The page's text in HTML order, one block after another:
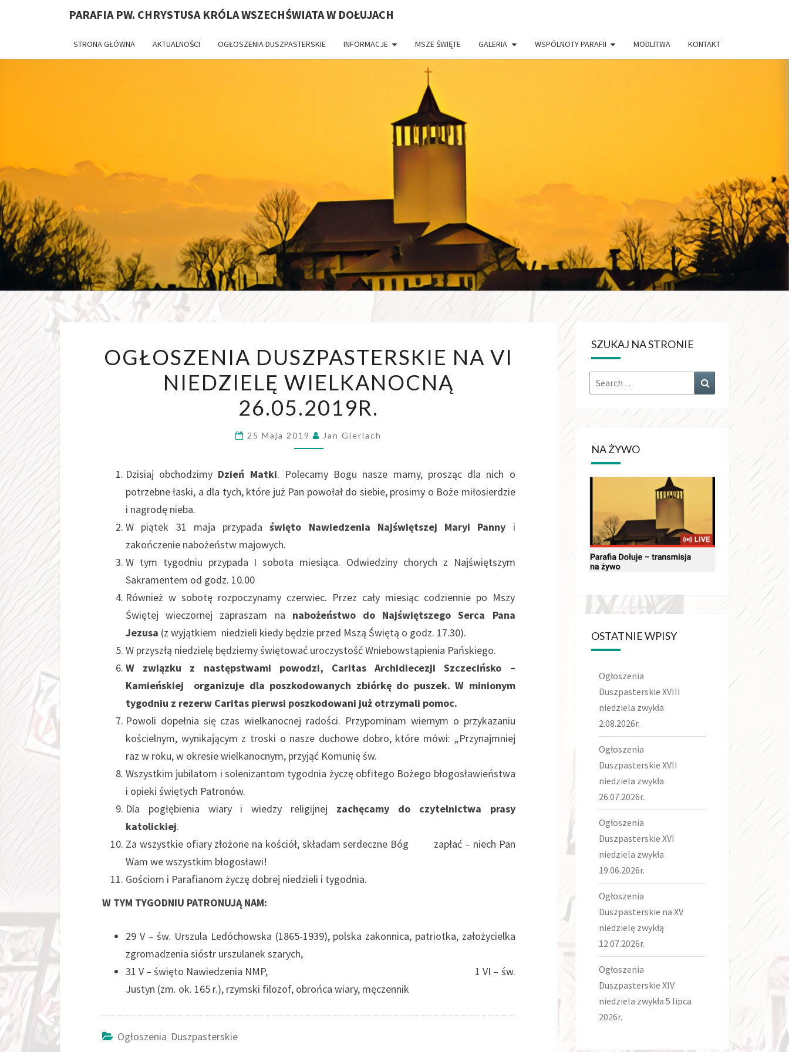
PARAFIA PW. CHRYSTUSA KRÓLA WSZECHŚWIATA W DOŁUJACH
STRONA GŁÓWNA AKTUALNOŚCI OGŁOSZENIA DUSZPASTERSKIE INFORMACJE MSZE ŚWIĘTE GALERIA WSPÓLNOTY PARAFII MODLITWA KONTAKT
PARAFIA PW.
CHRYSTUSA
KRÓLA
WSZECHŚWIATA
W DOŁUJACH
DUSZPASTERSKIE
NA
VI
NIEDZIELĘ
WIELKANOCNĄ
26.05.2019R.
OGŁOSZENIA DUSZPASTERSKIE NA VI
NIEDZIELĘ WIELKANOCNĄ
26.05.2019R.
25 Maja 2019 Jan Gierlach
Dzisiaj obchodzimy Dzień Matki. Polecamy Bogu nasze mamy, prosząc dla nich o
potrzebne łaski, a dla tych, które już Pan powołał do siebie, prosimy o Boże miłosierdzie
i nagrodę nieba.
W piątek 31 maja przypadaświęto Nawiedzenia Najświętszej Maryi Panny i
zakończenie nabożeństw majowych.
W tym tygodniu przypada I sobota miesiąca. Odwiedziny chorych z Najświętszym
Sakramentem od godz. 10.00
Również w sobotę rozpoczynamy czerwiec. Przez cały miesiąc codziennie po Mszy
Świętej wieczornej zapraszam na nabożeństwo do Najświętszego Serca Pana
Jezusa (z wyjątkiem niedzieli kiedy będzie przed Mszą Świętą o godz. 17.30).
W przyszłą niedzielę będziemy świętować uroczystość Wniebowstąpienia Pańskiego.
W związku z następstwami powodzi, Caritas Archidiecezji Szczecińsko –
Kamieńskiej organizuje dla poszkodowanych zbiórkę do puszek. W minionym
tygodniu z rezerw Caritas pierwsi poszkodowani już otrzymali pomoc.
Powoli dopełnia się czas wielkanocnej radości. Przypominam wiernym o przykazaniu
kościelnym, wynikającym z troski o nasze duchowe dobro, które mówi: „Przynajmniej
raz w roku, w okresie wielkanocnym, przyjąć Komunię św.
Wszystkim jubilatom i solenizantom tygodnia życzę obfitego Bożego błogosławieństwa
i opieki świętych Patronów.
Dla pogłębienia wiary i wiedzy religijnej zachęcamy do czytelnictwa prasy
katolickiej.
Za wszystkie ofiary złożone na kościół, składam serdeczne Bóg zapłać – niech Pan
Wam we wszystkim błogosławi!
Gościom i Parafianom życzę dobrej niedzieli i tygodnia.
W TYM TYGODNIU PATRONUJĄ NAM:
29 V – św. Urszula Ledóchowska (1865-1939), polska zakonnica, patriotka, założycielka
zgromadzenia sióstr urszulanek szarych,
31 V – święto Nawiedzenia NMP, 1 VI – św.
Justyn (zm. ok. 165 r.), rzymski filozof, obrońca wiary, męczennik
Ogłoszenia Duszpasterskie
SZUKAJ NA STRONIE
Search
for:
NA ŻYWO
OSTATNIE WPISY
Ogłoszenia
Duszpasterskie XVIII
niedziela zwykła
2.08.2026r.
Ogłoszenia
Duszpasterskie XVII
niedziela zwykła
26.07.2026r.
Ogłoszenia
Duszpasterskie XVI
niedziela zwykła
19.06.2026r.
Ogłoszenia
Duszpasterskie na XV
niedzielę zwykłą
12.07.2026r.
Ogłoszenia
Duszpasterskie XIV
niedziela zwykła 5 lipca
2026r.